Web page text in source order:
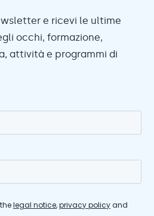
e ricevi le ultime
occhi, formazione,
attività e programmi di